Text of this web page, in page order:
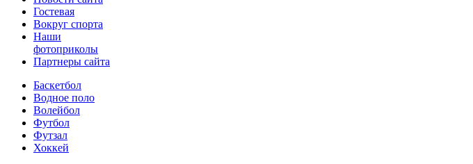
Гостевая
Вокруг спорта
Наши
фотоприколы
Партнеры сайта
Баскетбол
Водное поло
Волейбол
Футбол
Футзал
Хоккей